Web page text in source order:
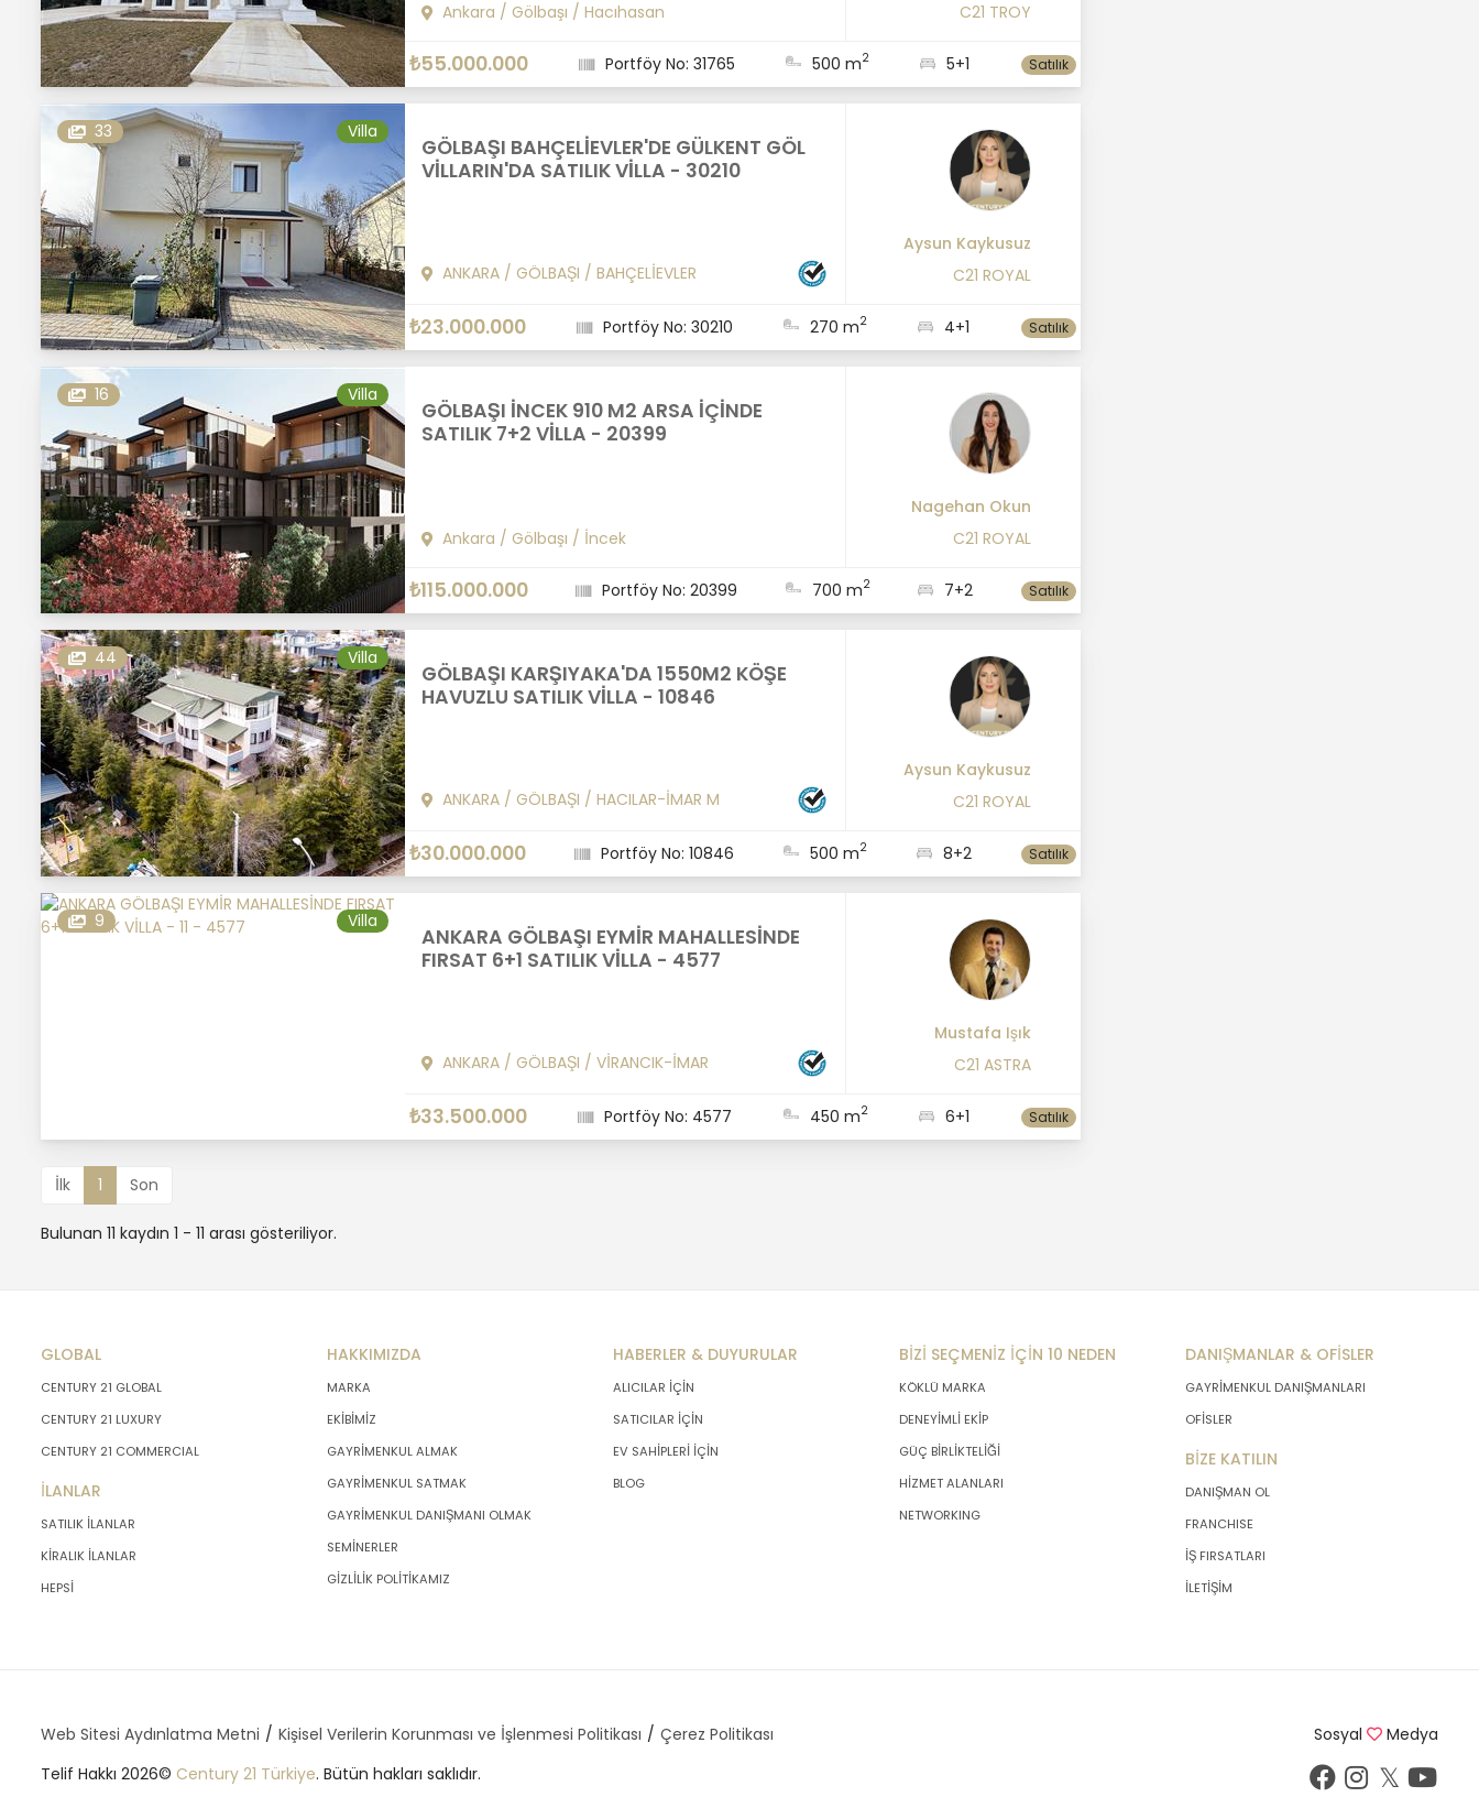
Ankara / Gölbaşı / Hacıhasan
C21 TROY
₺55.000.000 Portföy No: 31765 500 m2 5+1 Satılık
33 Villa
GÖLBAŞI BAHÇELİEVLER'DE GÜLKENT GÖL
VİLLARIN'DA SATILIK VİLLA - 30210
ANKARA/ GÖLBAŞI / BAHÇELİEVLER
Aysun Kaykusuz
C21 ROYAL
₺23.000.000 Portföy No: 30210 270 m2 4+1 Satılık
16 Villa
GÖLBAŞI İNCEK 910 M2 ARSA İÇİNDE
SATILIK 7+2 VİLLA - 20399
Ankara / Gölbaşı / İncek
Nagehan Okun
C21 ROYAL
₺115.000.000 Portföy No: 20399 700 m2 7+2 Satılık
44 Villa
GÖLBAŞI KARŞIYAKA'DA 1550M2 KÖŞE
HAVUZLU SATILIK VİLLA - 10846
ANKARA/ GÖLBAŞI / HACILAR-İMAR M
Aysun Kaykusuz
C21 ROYAL
₺30.000.000 Portföy No: 10846 500 m2 8+2 Satılık
9 Villa
ANKARA GÖLBAŞI EYMİR MAHALLESİNDE
FIRSAT 6+1 SATILIK VİLLA - 4577
ANKARA/ GÖLBAŞI / VİRANCIK-İMAR
Mustafa Işık
C21 ASTRA
₺33.500.000 Portföy No: 4577 450 m2 6+1 Satılık
İlk 1 Son
Bulunan 11 kaydın 1 - 11 arası gösteriliyor.
GLOBAL
CENTURY 21 GLOBAL
CENTURY 21 LUXURY
CENTURY 21 COMMERCIAL
İLANLAR
SATILIK İLANLAR
KİRALIK İLANLAR
HEPSİ
HAKKIMIZDA
MARKA
EKİBİMİZ
GAYRİMENKUL ALMAK
GAYRİMENKUL SATMAK
GAYRİMENKUL DANIŞMANI OLMAK
SEMİNERLER
GİZLİLİK POLİTİKAMIZ
HABERLER & DUYURULAR
ALICILAR İÇİN
SATICILAR İÇİN
EV SAHİPLERİ İÇİN
BLOG
BİZİ SEÇMENİZ İÇİN 10 NEDEN
KÖKLÜ MARKA
DENEYİMLİ EKİP
GÜÇ BİRLİKTELİĞİ
HİZMET ALANLARI
NETWORKING
DANIŞMANLAR & OFİSLER
GAYRİMENKUL DANIŞMANLARI
OFİSLER
BİZE KATILIN
DANIŞMAN OL
FRANCHISE
İŞ FIRSATLARI
İLETİŞİM
Web Sitesi Aydınlatma Metni Kişisel Verilerin Korunması ve İşlenmesi Politikası
Çerez Politikası
Telif Hakkı 2026© Century 21 Türkiye. Bütün hakları saklıdır.
Sosyal Medya